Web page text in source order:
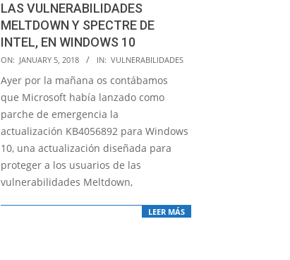
LAS VULNERABILIDADES
MELTDOWN Y SPECTRE DE
INTEL, EN WINDOWS 10
2018-
01-
05
ON: JANUARY 5, 2018 IN: VULNERABILIDADES
Ayer por la mañana os contábamos
que Microsoft había lanzado como
parche de emergencia la
actualización KB4056892 para Windows
10, una actualización diseñada para
proteger a los usuarios de las
vulnerabilidades Meltdown,
LEER MÁS